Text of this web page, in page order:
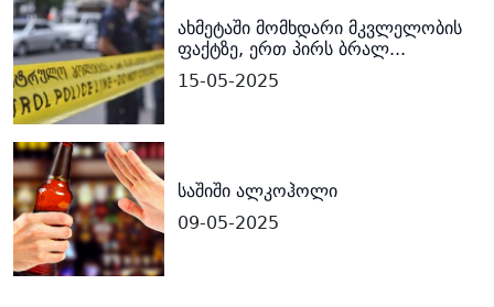
ახმეტაში მომხდარი მკვლელობის
ფაქტზე, ერთ პირს ბრალ...
15-05-2025
საშიში ალკოჰოლი
09-05-2025